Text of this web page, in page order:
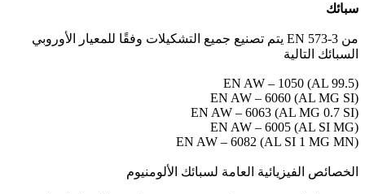
سبائك
يتم تصنيع جميع التشكيلات وفقًا للمعيار الأوروبي EN 573-3 من
السبائك التالية
EN AW – 1050 (AL 99.5)
EN AW – 6060 (AL MG SI)
EN AW – 6063 (AL MG 0.7 SI)
EN AW – 6005 (AL SI MG)
EN AW – 6082 (AL SI 1 MG MN)
الخصائص الفيزيائية العامة لسبائك الألومنيوم